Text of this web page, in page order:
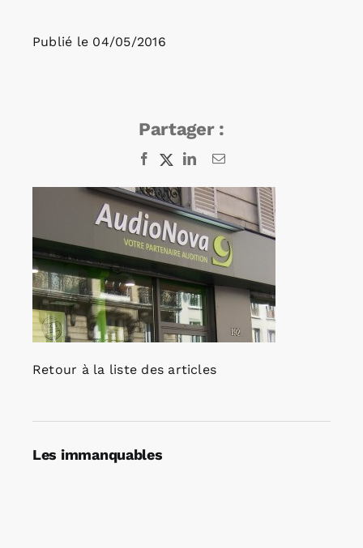
Rechercher:
Publié le 04/05/2016
Partager :
Facebook
X LinkedInEmail
Retour à la liste des articles
Les immanquables